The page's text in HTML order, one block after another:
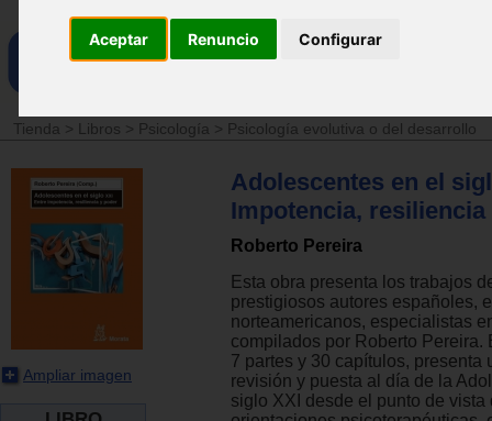
Aceptar Renuncio Configurar
Tienda > Libros > Psicología > Psicología evolutiva o del desarrollo
Ampliar imagen
Adolescentes en el
Impotencia, resiliencia
Roberto Pereira
Esta obra presenta los trabajos
prestigiosos autores españoles,
norteamericanos, especialistas
compilados por Roberto Pereira.
7 partes y 30 capítulos, presenta
revisión y puesta al día de la
siglo XXI desde el punto de vista